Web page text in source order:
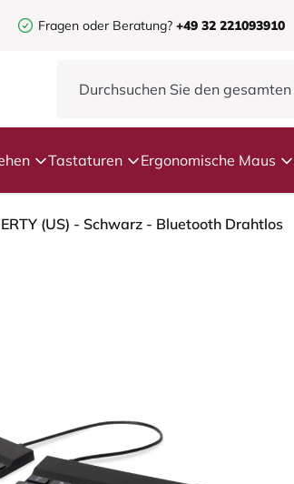
Fragen oder Beratung? +49 32 221093910
Tastaturen Ergonomische Maus
(US) - Schwarz - Bluetooth Drahtlos